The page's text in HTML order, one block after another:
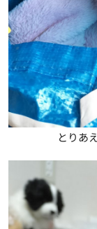
とりあ